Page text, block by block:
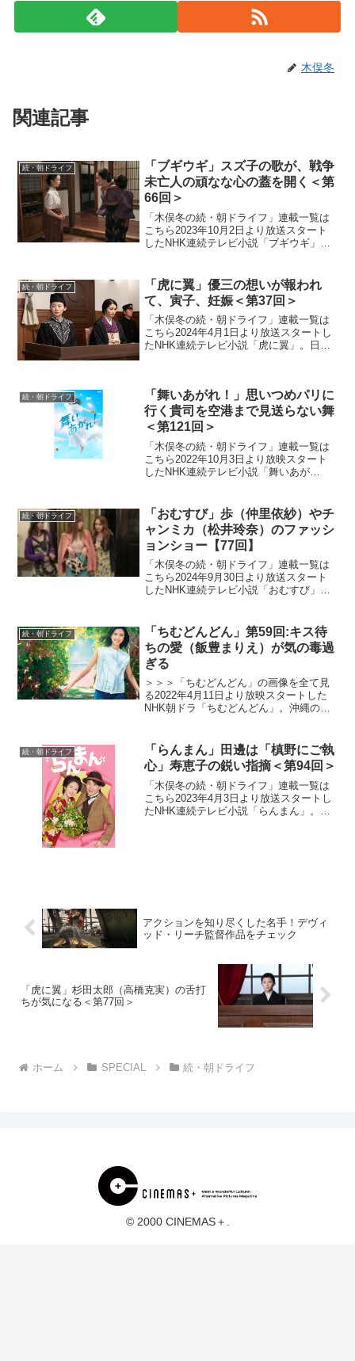
木俣冬
関連記事
続・朝ドライフ
「ブギウギ」スズ子の歌が、戦争
未亡人の頑なな心の蓋を開く＜第
66回＞
「木俣冬の続・朝ドライフ」連載一覧は
こちら2023年10月2日より放送スタート
したNHK連続テレビ小説「ブギウギ」。
をモデルにオリジナルストーリーで描く
本作。歌って踊る...
続・朝ドライフ
「虎に翼」優三の想いが報われ
て、寅子、妊娠＜第37回＞
「木俣冬の続・朝ドライフ」連載一覧は
こちら2024年4月1日より放送スタートし
たNHK連続テレビ小説「虎に翼」。日本
間たちと切磋琢磨...
続・朝ドライフ
「舞いあがれ！」思いつめパリに
行く貴司を空港まで見送らない舞
＜第121回＞
「木俣冬の続・朝ドライフ」連載一覧は
こちら2022年10月3日より放映スタート
したNHK連続テレビ小説「舞いあが
かな長崎・五島列島で人との絆を育みな
がら、空を飛ぶ夢に向...
続・朝ドライフ
「おむすび」歩（仲里依紗）やチ
ャンミカ（松井玲奈）のファッシ
ョンショー【77回】
「木俣冬の続・朝ドライフ」連載一覧は
こちら2024年9月30日より放送スタート
したNHK連続テレビ小説「おむすび」。
岡・糸島で両親や祖父母と共に暮らして
いた...
続・朝ドライフ
「ちむどんどん」第59回:キス待
ちの愛（飯豊まりえ）が気の毒過
ぎる
＞＞＞「ちむどんどん」の画像を全て見
る2022年4月11日より放映スタートした
NHK朝ドラ「ちむどんどん」。沖縄の本
夢をかける主人公と支え合う兄妹たちの
絆を描くストーリ...
続・朝ドライフ
「らんまん」田邊は「槙野にご執
心」寿恵子の鋭い指摘＜第94回＞
「木俣冬の続・朝ドライフ」連載一覧は
こちら2023年4月3日より放送スタートし
たNHK連続テレビ小説「らんまん」。
アクションを知り尽くした名手！デヴィ
ッド・リーチ監督作品をチェック
「虎に翼」杉田太郎（高橋克実）の舌打
ちが気になる＜第77回＞
ホーム SPECIAL 続・朝ドライフ
© 2000 CINEMAS＋.